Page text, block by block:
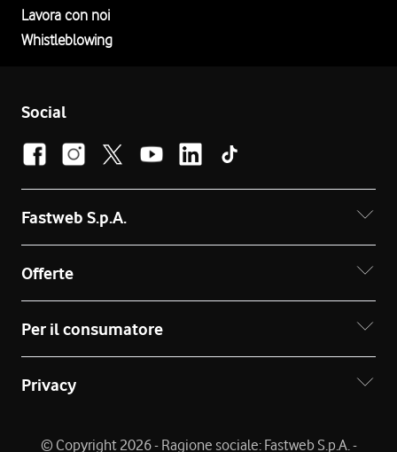
Lavora con noi
Whistleblowing
Social
Fastweb S.p.A.
Offerte
Per il consumatore
Privacy
© Copyright 2026 - Ragione sociale: Fastweb S.p.A. -